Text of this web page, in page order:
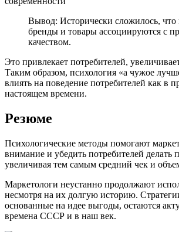
Вывод: Исторически сложилось, что
бренды и товары ассоциируются с
качеством.
Это привлекает потребителей,
Таким образом, психология «а чужое
влиять на поведение потребителей как в
настоящем времени.
Резюме
Психологические методы помогают
внимание и убедить потребителей делать
увеличивая тем самым средний чек и
Маркетологи неустанно продолжают
несмотря на их долгую историю.
основанные на идее выгоды, остаются
времена СССР и в наш век.